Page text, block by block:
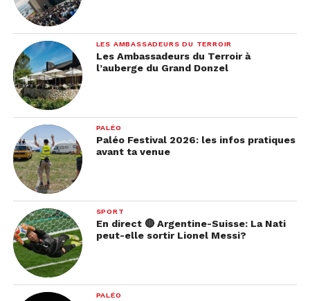
LES AMBASSADEURS DU TERROIR
Les Ambassadeurs du Terroir à
l’auberge du Grand Donzel
PALÉO
Paléo Festival 2026: les infos pratiques
avant ta venue
SPORT
En direct 🔴 Argentine-Suisse: La Nati
peut-elle sortir Lionel Messi?
PALÉO